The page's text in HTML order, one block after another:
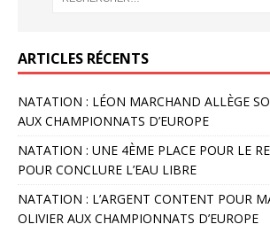
ARTICLES RÉCENTS
NATATION : LÉON MARCHAND ALLÈGE
AUX CHAMPIONNATS D’EUROPE
NATATION : UNE 4ÈME PLACE POUR LE
POUR CONCLURE L’EAU LIBRE
NATATION : L’ARGENT CONTENT POUR
OLIVIER AUX CHAMPIONNATS D’EUROPE